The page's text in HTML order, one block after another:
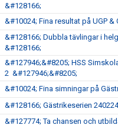
&#128166;
&#10024; Fina resultat på UGP &
&#128166; Dubbla tävlingar i
&#128166;
&#127946;&#8205; HSS
2 &#127946;&#8205;
&#10024; Fina simningar på
&#128166; Gästrikeserien
&#127774; Ta chansen och